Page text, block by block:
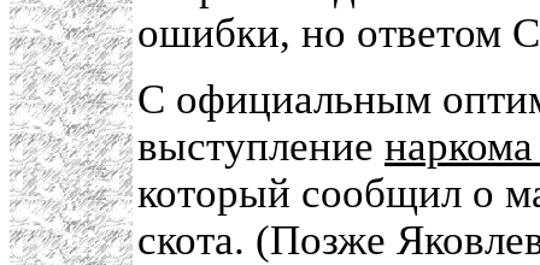
ошибки, но ответом
С официальным
выступление наркома
который сообщил о
скота. (Позже